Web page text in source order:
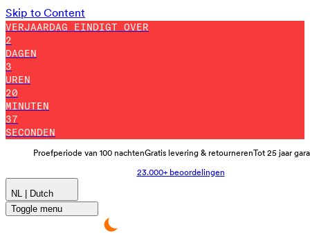
Skip to Content
VERJAARDAG EINDIGT OVER
2
DAGEN
3
UREN
20
MINUTEN
32
SECONDEN
Proefperiode van 100 nachtenGratis levering & retournerenTot 25 jaar
23.000+ beoordelingen
NL | Dutch
Toggle menu